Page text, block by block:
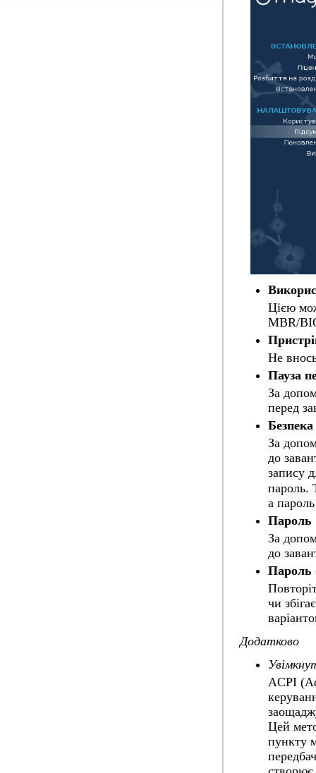
Цією
MBR/
Не
Пауза
За
перед
Безпека
За
до
запису
пароль.
а
Пароль
За
до
Пароль
чи
Додатково
ACPI
Цей
пункту